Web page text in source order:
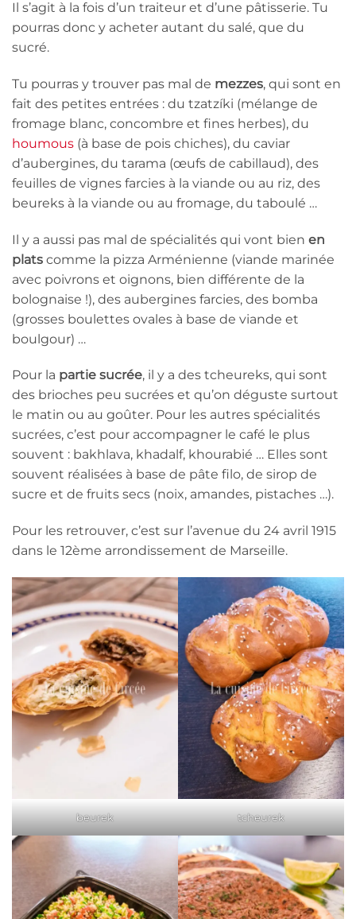
Il s’agit à la fois d’un traiteur et d’une pâtisserie. Tu
pourras donc y acheter autant du salé, que du
sucré.
Tu pourras y trouver pas mal de mezzes, qui sont en
fait des petites entrées : du tzatzíki (mélange de
fromage blanc, concombre et fines herbes), du
houmous (à base de pois chiches), du caviar
d’aubergines, du tarama (œufs de cabillaud), des
feuilles de vignes farcies à la viande ou au riz, des
beureks à la viande ou au fromage, du taboulé …
Il y a aussi pas mal de spécialités qui vont bien en
plats comme la pizza Arménienne (viande marinée
avec poivrons et oignons, bien différente de la
bolognaise !), des aubergines farcies, des bomba
(grosses boulettes ovales à base de viande et
boulgour) …
Pour la partie sucrée, il y a des tcheureks, qui sont
des brioches peu sucrées et qu’on déguste surtout
le matin ou au goûter. Pour les autres spécialités
sucrées, c’est pour accompagner le café le plus
souvent : bakhlava, khadalf, khourabié … Elles sont
souvent réalisées à base de pâte filo, de sirop de
sucre et de fruits secs (noix, amandes, pistaches …).
Pour les retrouver, c’est sur l’avenue du 24 avril 1915
dans le 12ème arrondissement de Marseille.
beurek tcheurek